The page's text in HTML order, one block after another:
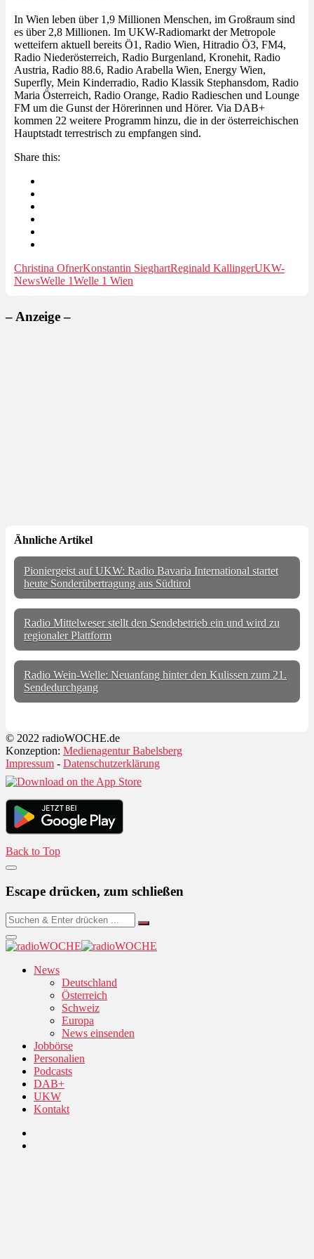
In Wien leben über 1,9 Millionen Menschen, im Großraum sind
es über 2,8 Millionen. Im UKW-Radiomarkt der Metropole
wetteifern aktuell bereits Ö1, Radio Wien, Hitradio Ö3, FM4,
Radio Niederösterreich, Radio Burgenland, Kronehit, Radio
Austria, Radio 88.6, Radio Arabella Wien, Energy Wien,
Superfly, Mein Kinderradio, Radio Klassik Stephansdom, Radio
Maria Österreich, Radio Orange, Radio Radieschen und Lounge
FM um die Gunst der Hörerinnen und Hörer. Via DAB+
kommen 22 weitere Programm hinzu, die in der österreichischen
Hauptstadt terrestrisch zu empfangen sind.
Share this:
Christina OfnerKonstantin SieghartReginald KallingerUKW-
NewsWelle 1Welle 1 Wien
– Anzeige –
Ähnliche Artikel
Pioniergeist auf UKW: Radio Bavaria International startet
heute Sonderübertragung aus Südtirol
Radio Mittelweser stellt den Sendebetrieb ein und wird zu
regionaler Plattform
Radio Wein-Welle: Neuanfang hinter den Kulissen zum 21.
Sendedurchgang
© 2022 radioWOCHE.de
Konzeption: Medienagentur Babelsberg
Impressum - Datenschutzerklärung
Back to Top
Escape drücken, zum schließen
News
Deutschland
Österreich
Schweiz
Europa
News einsenden
Jobbörse
Personalien
Podcasts
DAB+
UKW
Kontakt